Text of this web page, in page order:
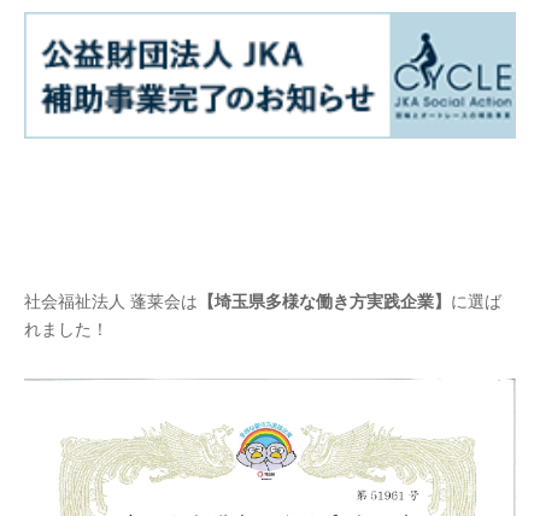
社会福祉法人 蓬莱会は 【埼玉県多様な働き方実践企業】 に選ば
れました！